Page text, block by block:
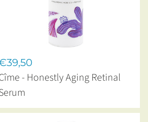
- Honestly Aging Retinal